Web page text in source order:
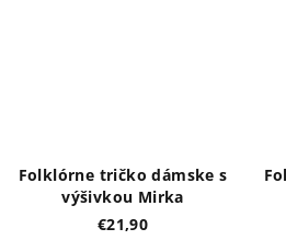
Folklórne tričko dámske s
výšivkou Mirka
€21,90